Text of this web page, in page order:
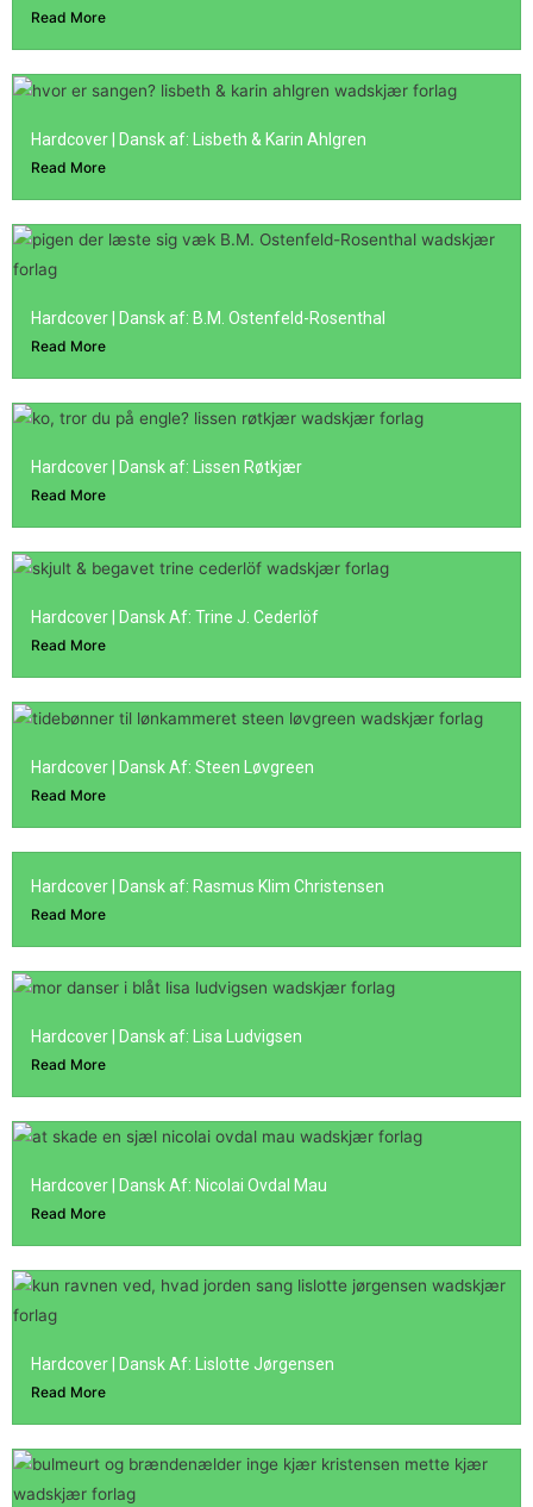
Read More
Hardcover | Dansk af: Lisbeth & Karin Ahlgren
Read More
Hardcover | Dansk af: B.M. Ostenfeld-Rosenthal
Read More
Hardcover | Dansk af: Lissen Røtkjær
Read More
Hardcover | Dansk Af: Trine J. Cederlöf
Read More
Hardcover | Dansk Af: Steen Løvgreen
Read More
Hardcover | Dansk af: Rasmus Klim Christensen
Read More
Hardcover | Dansk af: Lisa Ludvigsen
Read More
Hardcover | Dansk Af: Nicolai Ovdal Mau
Read More
Hardcover | Dansk Af: Lislotte Jørgensen
Read More